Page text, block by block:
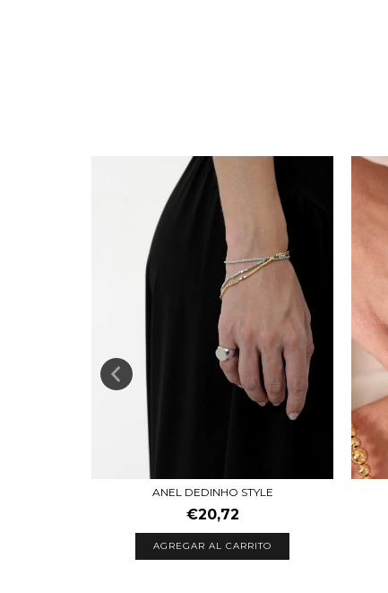
ANEL DEDINHO STYLE
€20,72
AGREGAR AL CARRITO